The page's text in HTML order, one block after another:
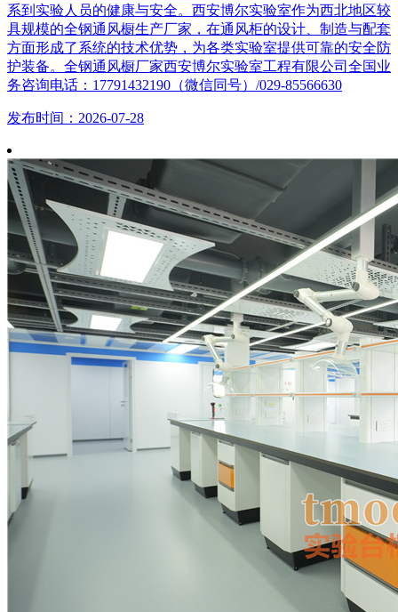
系到实验人员的健康与安全。西安博尔实验室作为西北地区较
具规模的全钢通风橱生产厂家，在通风柜的设计、制造与配套
方面形成了系统的技术优势，为各类实验室提供可靠的安全防
护装备。全钢通风橱厂家西安博尔实验室工程有限公司全国业
务咨询电话：17791432190（微信同号）/029-85566630
发布时间：2026-07-28